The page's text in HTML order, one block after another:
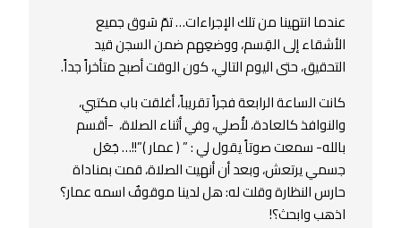
عندما انتهينا من تلك الإجراءات… تمّ سَوق جميع
الأشقاء إلى القِسم، ووضعِهم ضمن السجن قيد
التحقيق، حتى اليوم التالي، كون الوقت أصبح متأخراً جداً.
كانت الساعة الرابعة فجراً تقريباً، أغلقت باب مكتبي،
والنوافذ كالعادة، ﻷُصلي، وفي أثناء الصلاة، -أقسم
بالله- سمعت صوتاً يقول لي : ” ( عمار )”!!… جَعَل
جسمي يرتعش، وبعد أن أنهيت الصلاة، قمت بمناداة
حارس النظارة وقلت له: هل لدينا موقوفٌ اسمه عمار؟
اذهب وابحث؟!